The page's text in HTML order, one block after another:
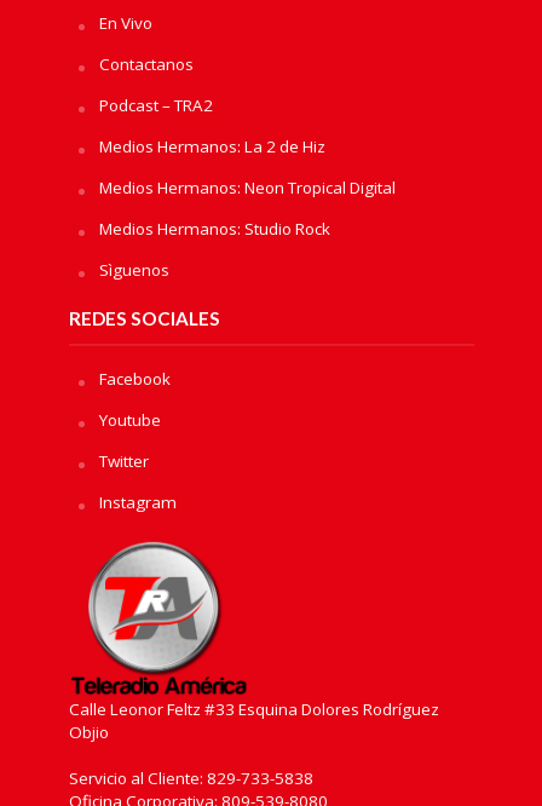
En Vivo
Contactanos
Podcast – TRA2
Medios Hermanos: La 2 de Hiz
Medios Hermanos: Neon Tropical Digital
Medios Hermanos: Studio Rock
Sìguenos
REDES SOCIALES
Facebook
Youtube
Twitter
Instagram
Calle Leonor Feltz #33 Esquina Dolores Rodríguez
Objio
Servicio al Cliente: 829-733-5838
Oficina Corporativa: 809-539-8080